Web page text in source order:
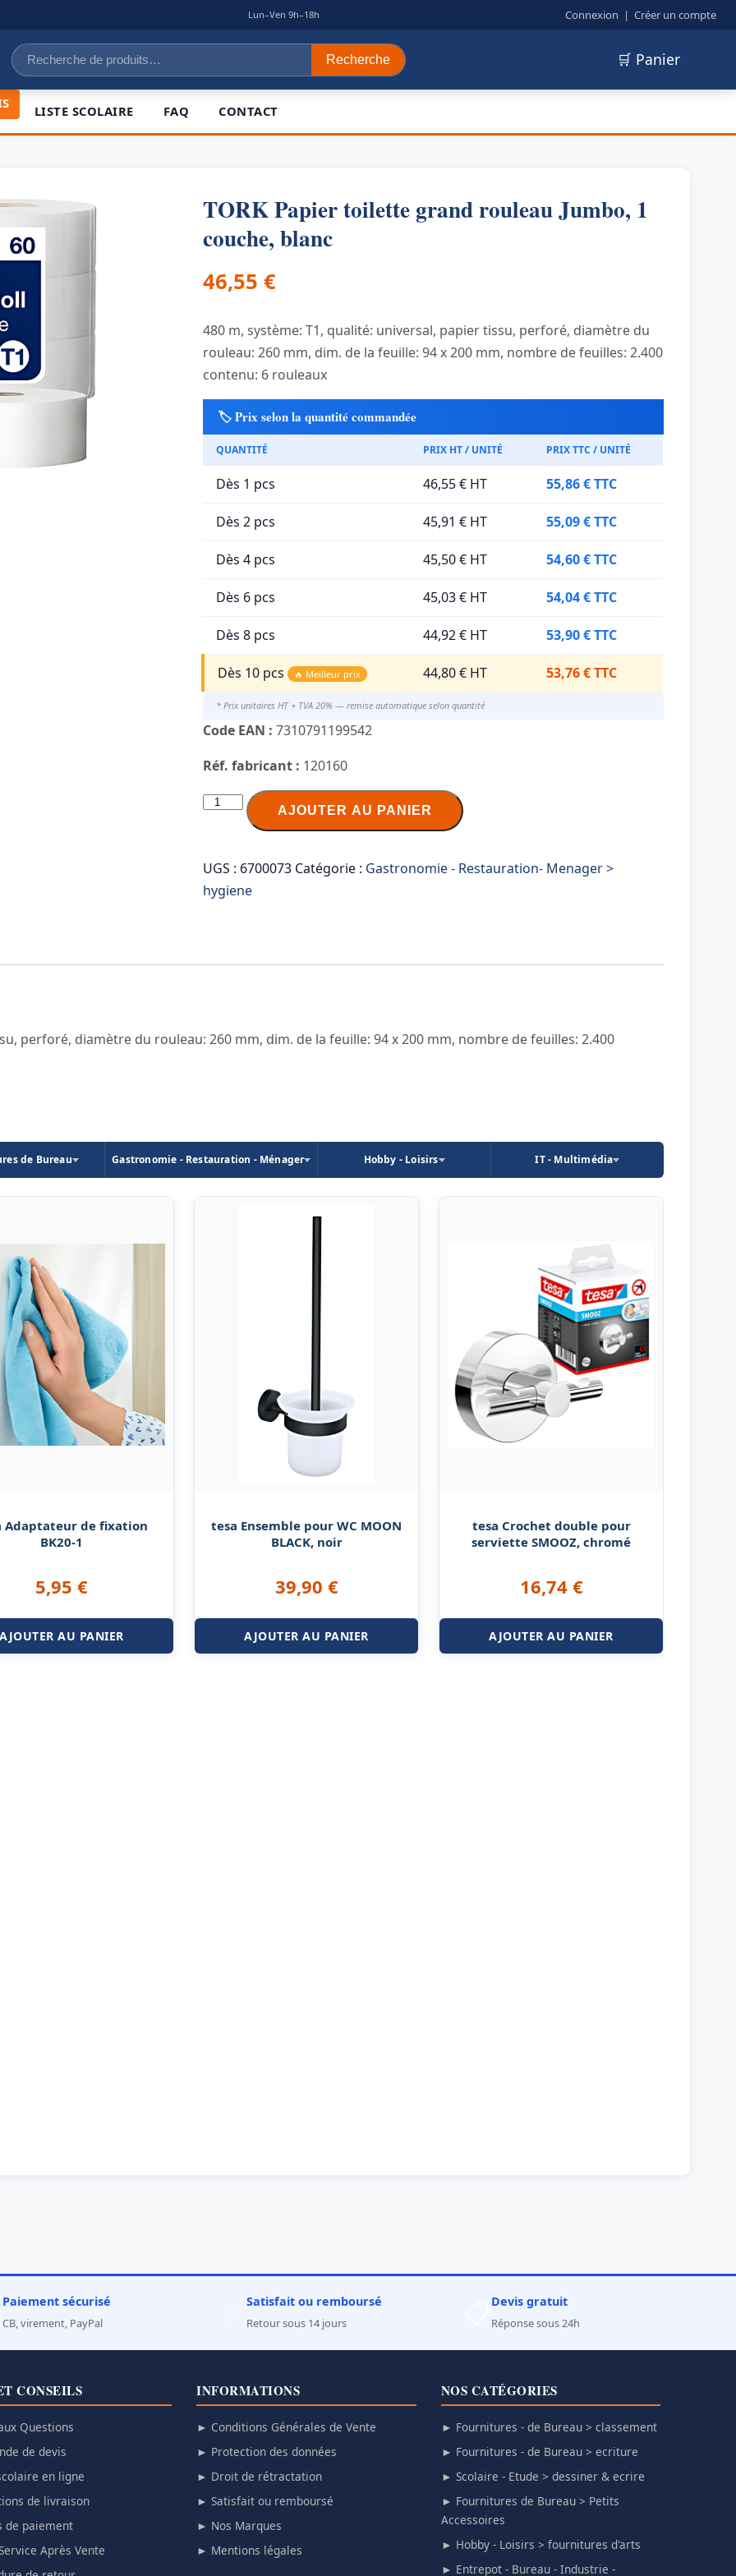
Lun–Ven 9h–18h Connexion | Créer un compte
Recherche
pour :
Recherche 🛒 Panier
LISTE SCOLAIRE FAQ CONTACT
TORK Papier toilette grand rouleau Jumbo, 1
couche, blanc
46,55€
480 m, système: T1, qualité: universal, papier tissu, perforé, diamètre du
rouleau: 260 mm, dim. de la feuille: 94 x 200 mm, nombre de feuilles: 2.400
contenu: 6 rouleaux
🏷️ Prix selon la quantité commandée
QUANTITÉ PRIX HT / UNITÉ PRIX TTC / UNITÉ
Dès 1 pcs 46,55 € HT 55,86 € TTC
Dès 2 pcs 45,91 € HT 55,09 € TTC
Dès 4 pcs 45,50 € HT 54,60 € TTC
Dès 6 pcs 45,03 € HT 54,04 € TTC
Dès 8 pcs 44,92 € HT 53,90 € TTC
Dès 10 pcs 🔥 Meilleur prix 44,80 € HT 53,76 € TTC
* Prix unitaires HT + TVA 20% — remise automatique selon quantité
Code EAN : 7310791199542
Réf. fabricant : 120160
quantité
Papier
toilette
AJOUTER AU PANIER
UGS : 6700073 Catégorie : Gastronomie - Restauration- Menager >
hygiene
perforé, diamètre du rouleau: 260 mm, dim. de la feuille: 94 x 200 mm, nombre de feuilles: 2.400
de Bureau Gastronomie - Restauration - Ménager Hobby - Loisirs IT - Multimédia
Adaptateur de fixation
BK20-1
5,95 €
AJOUTER AU PANIER
tesa Ensemble pour WC MOON
BLACK, noir
39,90 €
AJOUTER AU PANIER
tesa Crochet double pour
serviette SMOOZ, chromé
16,74 €
AJOUTER AU PANIER
Paiement sécurisé
CB, virement, PayPal
Satisfait ou remboursé
Retour sous 14 jours
Devis gratuit
Réponse sous 24h
CONSEILS
Questions
de devis
en ligne
de livraison
de paiement
Après Vente
INFORMATIONS
► Conditions Générales de Vente
► Protection des données
► Droit de rétractation
► Satisfait ou remboursé
► Nos Marques
► Mentions légales
NOS CATÉGORIES
► Fournitures - de Bureau > classement
► Fournitures - de Bureau > ecriture
► Scolaire - Etude > dessiner & ecrire
► Fournitures de Bureau > Petits
Accessoires
► Hobby - Loisirs > fournitures d'arts
► Entrepot - Bureau - Industrie -